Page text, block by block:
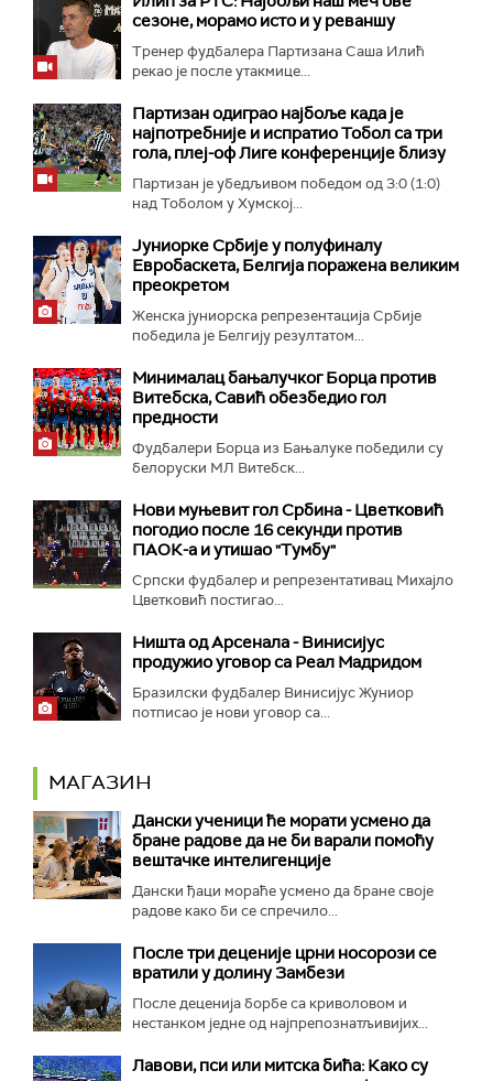
сезоне, морамо исто и у реваншу
Тренер фудбалера Партизана Саша Илић
рекао је после утакмице...
Партизан одиграо најбоље када је
најпотребније и испратио Тобол са три
гола, плеј-оф Лиге конференције близу
Партизан је убедљивом победом од 3:0 (1:0)
над Тоболом у Хумској...
Јуниорке Србије у полуфиналу
Евробаскета, Белгија поражена великим
преокретом
Женска јуниорска репрезентација Србије
победила је Белгију резултатом...
Минималац бањалучког Борца против
Витебска, Савић обезбедио гол
предности
Фудбалери Борца из Бањалуке победили су
белоруски МЛ Витебск...
Нови муњевит гол Србина - Цветковић
погодио после 16 секунди против
ПАОК-а и утишао "Тумбу"
Српски фудбалер и репрезентативац Михајло
Цветковић постигао...
Ништа од Арсенала - Винисијус
продужио уговор са Реал Мадридом
Бразилски фудбалер Винисијус Жуниор
потписао је нови уговор са...
МАГАЗИН
Дански ученици ће морати усмено да
бране радове да не би варали помоћу
вештачке интелигенције
Дански ђаци мораће усмено да бране своје
радове како би се спречило...
После три деценије црни носорози се
вратили у долину Замбези
После деценија борбе са криволовом и
нестанком једне од најпрепознатљивијих...
Лавови, пси или митска бића: Како су